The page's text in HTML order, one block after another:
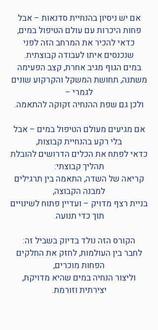
אם יש ניסיון בהנחיית סדנאות – אבל
פחות היכרות עם עולם הטיפול במים,
כדאי להכיר את המרחב הזה לפני
שנכנסים איתו לעבודה קבוצתית.
במים הגוף מגיב אחרת, קצב הפעימה
משתנה, תחושת המשקל והקרקוע שונים
לגמרי –
ולכן גם שפת ההנחיה זקוקה להתאמה.
אם מגיעים מעולם הטיפול במים – אבל
בלי רקע בהנחיית קבוצות,
כדאי לפתח את הכלים הדרושים להובלת
תהליך קבוצתי:
קריאה של השדה, התאמה בין תרגילים
למבנה הקבוצה,
בניית רצף מדויק – ועדיין פתוח לשינויים
תוך כדי תנועה.
הקורס הזה נולד בדיוק בשביל זה:
לחבר בין העולמות, לחזק את החלקים
הפחות מוכרים,
וליצור הנחיה במים שהיא מדויקת,
יצירתית וזורמת.